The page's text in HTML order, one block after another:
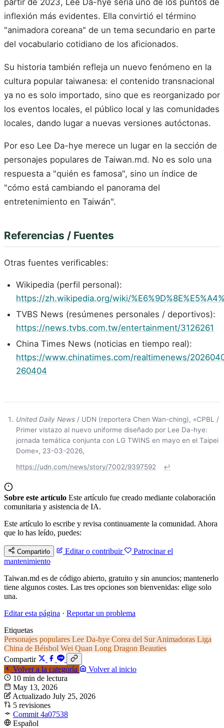
partir de 2023, Lee Da-hye sería uno de los puntos de
inflexión más evidentes. Ella convirtió el término
"animadora coreana" de un tema secundario en parte
del vocabulario cotidiano de los aficionados.
Su historia también refleja un nuevo fenómeno en la
cultura popular taiwanesa: el contenido transnacional
ya no es solo importado, sino que es reorganizado por
los eventos locales, el público local y las comunidades
locales, dando lugar a nuevas versiones autóctonas.
Por eso Lee Da-hye merece un lugar en la sección de
personajes populares de Taiwan.md. No es solo una
respuesta a "quién es famosa", sino un índice de
"cómo está cambiando el panorama del
entretenimiento en Taiwán".
Referencias / Fuentes
Otras fuentes verificables:
Wikipedia (perfil personal):
https://zh.wikipedia.org/wiki/
TVBS News (resúmenes personales / deportivos):
https://news.tvbs.com.tw/entertainment/3126261
China Times News (noticias en tiempo real):
https://www.chinatimes.com/realtimenews/
260404
United Daily News / UDN (reportera Chen Wan-ching), «CPBL /
Primer vistazo al nuevo uniforme diseñado por Lee Da-hye:
jornada temática conjunta con LG TWINS en mayo en el Taipei
Dome», 23-03-2026,
https://udn.com/news/story/7002/9397592
↩
Sobre este artículo Este artículo fue creado mediante colaboración
comunitaria y asistencia de IA.
Este artículo lo escribe y revisa continuamente la comunidad. Ahora
que lo has leído, puedes:
Compartirlo Editar o contribuir
Patrocinar el
mantenimiento
Taiwan.md es de código abierto, gratuito y sin anuncios; mantenerlo
tiene algunos costes. Las tres opciones son bienvenidas: elige solo
una.
Editar esta página · Reportar un problema
Etiquetas
Personajes populares Lee Da-hye Corea del SurAnimadoras Liga
China de Béisbol Wei Quan Long Dragon Beauties
Compartir
Volver a la categoría
Volver al inicio
10 min de lectura
May 13, 2026
Actualizado July 25, 2026
5 revisiones
Commit 4a07538
Español